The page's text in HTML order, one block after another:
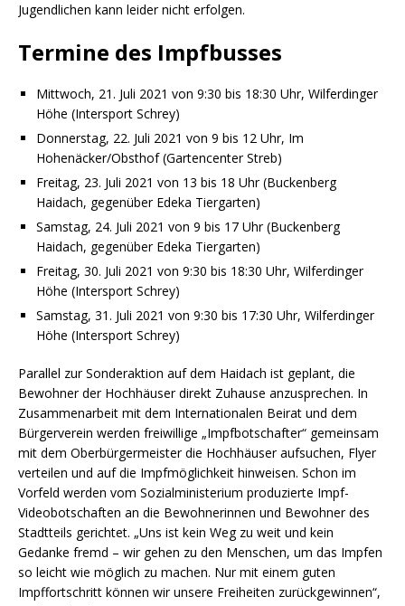
Jugendlichen kann leider nicht erfolgen.
Termine des Impfbusses
Mittwoch, 21. Juli 2021 von 9:30 bis 18:30 Uhr, Wilferdinger
Höhe (Intersport Schrey)
Donnerstag, 22. Juli 2021 von 9 bis 12 Uhr, Im
Hohenäcker/Obsthof (Gartencenter Streb)
Freitag, 23. Juli 2021 von 13 bis 18 Uhr (Buckenberg
Haidach, gegenüber Edeka Tiergarten)
Samstag, 24. Juli 2021 von 9 bis 17 Uhr (Buckenberg
Haidach, gegenüber Edeka Tiergarten)
Freitag, 30. Juli 2021 von 9:30 bis 18:30 Uhr, Wilferdinger
Höhe (Intersport Schrey)
Samstag, 31. Juli 2021 von 9:30 bis 17:30 Uhr, Wilferdinger
Höhe (Intersport Schrey)
Parallel zur Sonderaktion auf dem Haidach ist geplant, die
Bewohner der Hochhäuser direkt Zuhause anzusprechen. In
Zusammenarbeit mit dem Internationalen Beirat und dem
Bürgerverein werden freiwillige „Impfbotschafter“ gemeinsam
mit dem Oberbürgermeister die Hochhäuser aufsuchen, Flyer
verteilen und auf die Impfmöglichkeit hinweisen. Schon im
Vorfeld werden vom Sozialministerium produzierte Impf-
Videobotschaften an die Bewohnerinnen und Bewohner des
Stadtteils gerichtet. „Uns ist kein Weg zu weit und kein
Gedanke fremd – wir gehen zu den Menschen, um das Impfen
so leicht wie möglich zu machen. Nur mit einem guten
Impffortschritt können wir unsere Freiheiten zurückgewinnen“,